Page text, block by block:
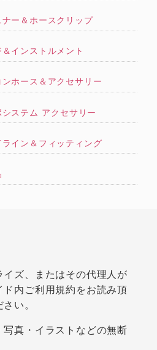
ナー＆ホースクリップ
インストルメント
ンホース＆アクセサリー
システム アクセサリー
イン＆フィッティング
ズ、またはその代理人が
内ご利用規約をお読み頂
い。
真・イラストなどの無断